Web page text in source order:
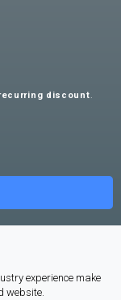
recurring discount.
experience make
website.